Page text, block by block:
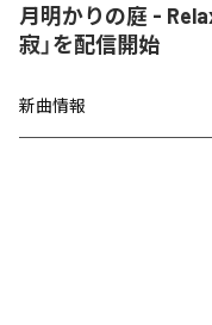
月明かりの庭 -
寂」を配信開始
新曲情報